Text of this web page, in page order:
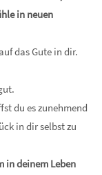
in neuen
das Gute in dir.
du es zunehmend
in dir selbst zu
in deinem Leben